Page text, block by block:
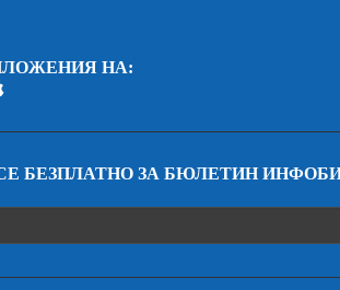
НА:
БЕЗПЛАТНО ЗА БЮЛЕТИН